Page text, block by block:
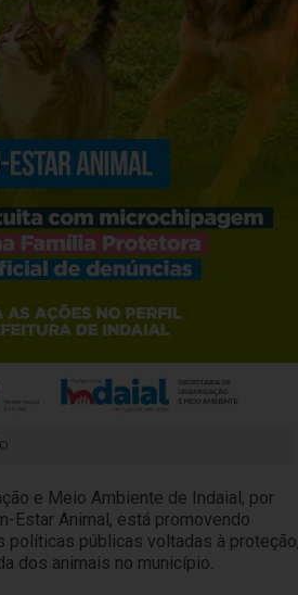
e Meio Ambiente de Indaial, por
Estar Animal, está promovendo
políticas públicas voltadas à
dos animais no município.